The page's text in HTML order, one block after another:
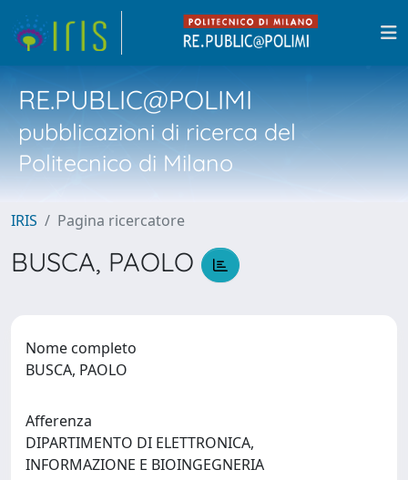
RE.PUBLIC@POLIMI
pubblicazioni di ricerca del
Politecnico di Milano
IRIS Pagina ricercatore
BUSCA, PAOLO
Nome completo
BUSCA, PAOLO
Afferenza
DIPARTIMENTO DI ELETTRONICA,
INFORMAZIONE E BIOINGEGNERIA